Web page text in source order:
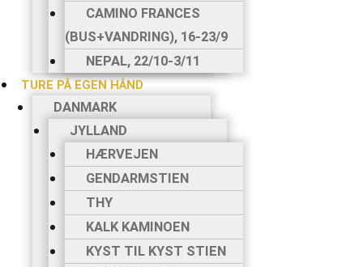
CAMINO FRANCES
(BUS+VANDRING), 16-23/9
NEPAL, 22/10-3/11
TURE PÅ EGEN HÅND
DANMARK
JYLLAND
HÆRVEJEN
GENDARMSTIEN
THY
KALK KAMINOEN
KYST TIL KYST STIEN